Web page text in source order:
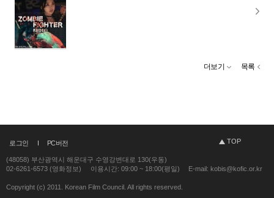
더보기 목록
로그인 PC버전 TOP
(48058) 부산광역시 해운대구 수영강변대로 130(우동)
02-6261-6573 (영화정보)
이용시간: 09:00 ~ 18:00(평일) E-mail: kobis@kofic.or.kr
Copyright (c) 2011. Korean Film Council. All rights reserved.